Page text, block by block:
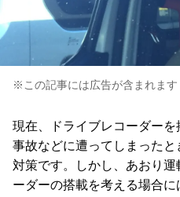
※この記事には広告が含まれます
現在、ドライブレコーダーを
事故などに遭ってしまった
対策です。しかし、あおり
ーダーの搭載を考える場合